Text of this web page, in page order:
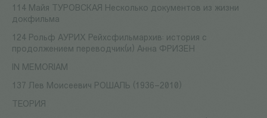
114 Майя ТУРОВСКАЯ Несколько документов из жизни
докфильма
124 Рольф АУРИХ Рейхсфильмархив: история с
продолжением переводчик(и) Анна ФРИЗЕН
IN MEMORIAM
137 Лев Моисеевич РОШАЛЬ (1936–2010)
ТЕОРИЯ